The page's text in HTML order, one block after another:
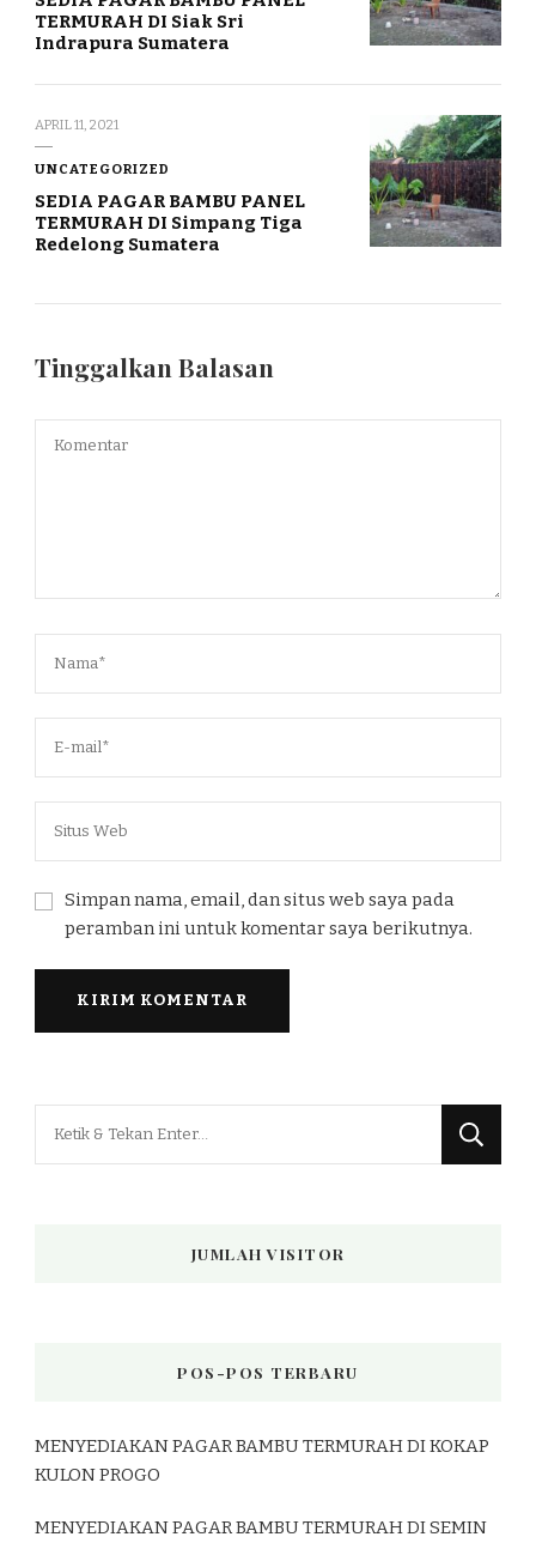
TERMURAH DI Siak Sri
Indrapura Sumatera
APRIL 11, 2021
UNCATEGORIZED
SEDIA PAGAR BAMBU PANEL
TERMURAH DI Simpang Tiga
Redelong Sumatera
Tinggalkan Balasan
Simpan nama, email, dan situs web saya pada
peramban ini untuk komentar saya berikutnya.
JUMLAH VISITOR
POS-POS TERBARU
MENYEDIAKAN PAGAR BAMBU TERMURAH DI KOKAP
KULON PROGO
MENYEDIAKAN PAGAR BAMBU TERMURAH DI SEMIN